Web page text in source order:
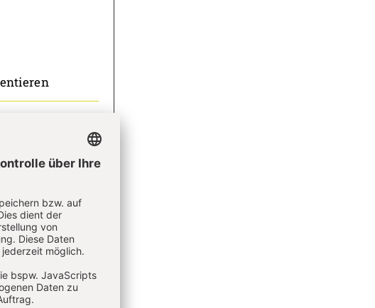
Angemeldet bleiben
Anmelden